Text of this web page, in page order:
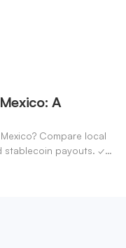
A
Compare local
stablecoin payouts. ✓